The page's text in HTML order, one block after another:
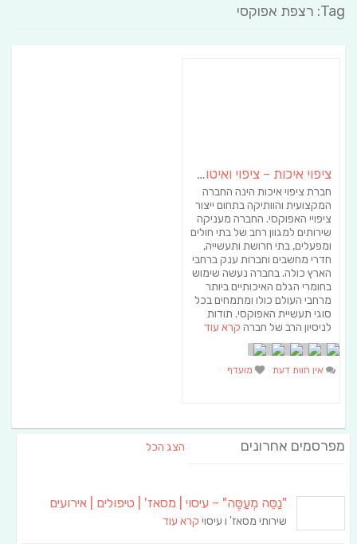
Tag: רצפת אפוקסי
ציפוי איכות – ציפוי ואיטום באפוקסי ופוליאוריטן
חברת ציפוי איכות הינה החברה
המקצועית והוותיקה בתחום ייצור
ציפויי האפוקסי. החברה מעניקה
שירותים למגוון רחב של בתי חולים
ומפעלים, בתי חרושת ותעשייה,
חדרי מחשבים וחברות ענק ברחבי
הארץ כולה. בחברה נעשה שימוש
בחומרי הגלם האיכותיים ביותר
מרחבי העולם כולו ומתמחים בכל
סוגי תעשיית האפוקסי. תודות
לניסיון הרב של חברה קרא עוד
אין חוות דעת מועדף
מפרסמים אחרונים הצג הכל
"נַסֵּה מְעַסֶּה" – עיסוי | מסאז' | טיפולים | אירועים
שירותי מסאז' ו עיסוי קרא עוד